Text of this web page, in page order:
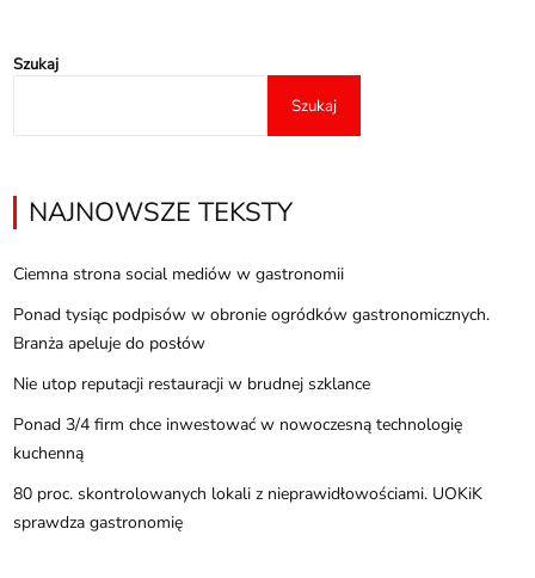
Szukaj
Szukaj
NAJNOWSZE TEKSTY
Ciemna strona social mediów w gastronomii
Ponad tysiąc podpisów w obronie ogródków gastronomicznych.
Branża apeluje do posłów
Nie utop reputacji restauracji w brudnej szklance
Ponad 3/4 firm chce inwestować w nowoczesną technologię
kuchenną
80 proc. skontrolowanych lokali z nieprawidłowościami. UOKiK
sprawdza gastronomię